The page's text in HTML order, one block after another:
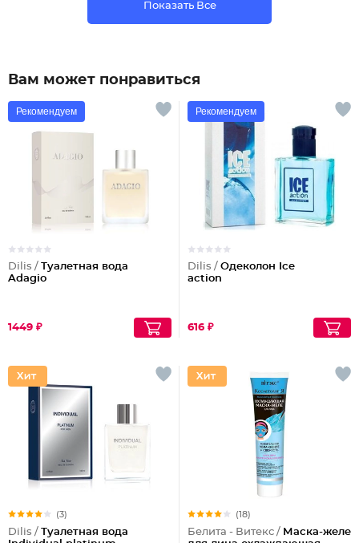
Показать Все
Вам может понравиться
Рекомендуем
Dilis / Туалетная вода
Adagio
1449 ₽
Рекомендуем
Dilis / Одеколон Ice
action
616 ₽
(3)
Dilis / Туалетная вода
(18)
Белита - Витекс / Маска-желе